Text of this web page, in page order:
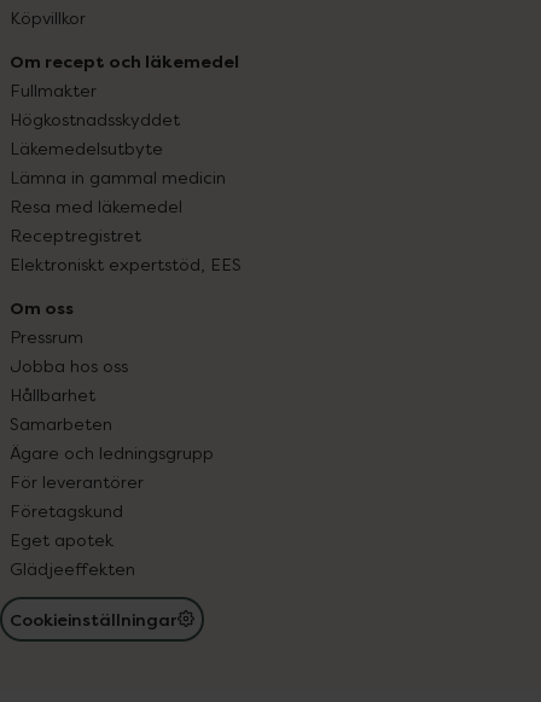
Köpvillkor
Om recept och läkemedel
Fullmakter
Högkostnadsskyddet
Läkemedelsutbyte
Lämna in gammal medicin
Resa med läkemedel
Receptregistret
Elektroniskt expertstöd, EES
Om oss
Pressrum
Jobba hos oss
Hållbarhet
Samarbeten
Ägare och ledningsgrupp
För leverantörer
Företagskund
Eget apotek
Glädjeeffekten
Cookieinställningar